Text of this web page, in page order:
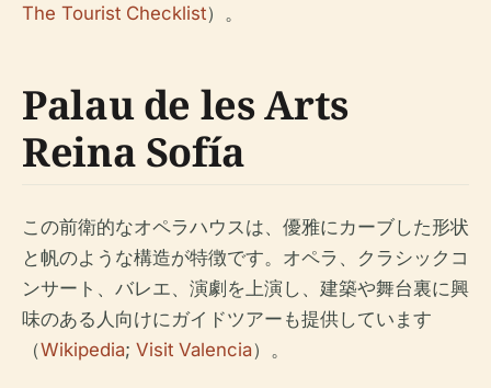
The Tourist Checklist）。
Palau de les Arts
Reina Sofía
この前衛的なオペラハウスは、優雅にカーブした形状
と帆のような構造が特徴です。オペラ、クラシックコ
ンサート、バレエ、演劇を上演し、建築や舞台裏に興
味のある人向けにガイドツアーも提供しています
（Wikipedia; Visit Valencia）。